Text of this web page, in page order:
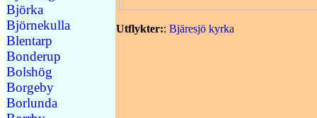
Björka
Björnekulla
Blentarp
Bonderup
Bolshög
Borgeby
Borlunda
Utflykter:: Bjäresjö kyrka